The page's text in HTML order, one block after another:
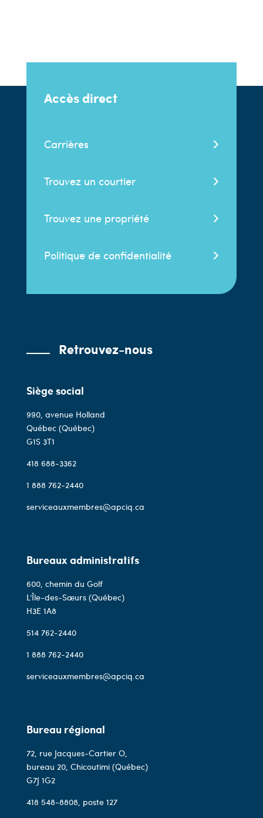
Accès direct
Carrières
Trouvez un courtier
Trouvez une propriété
Politique de confidentialité
Retrouvez-nous
Siège social
990, avenue Holland
Québec (Québec)
G1S 3T1
418 688-3362
1 888 762-2440
serviceauxmembres@apciq.ca
Bureaux administratifs
600, chemin du Golf
L’Île-des-Sœurs (Québec)
H3E 1A8
514 762-2440
1 888 762-2440
serviceauxmembres@apciq.ca
Bureau régional
72, rue Jacques-Cartier O,
bureau 20, Chicoutimi (Québec)
G7J 1G2
418 548-8808, poste 127